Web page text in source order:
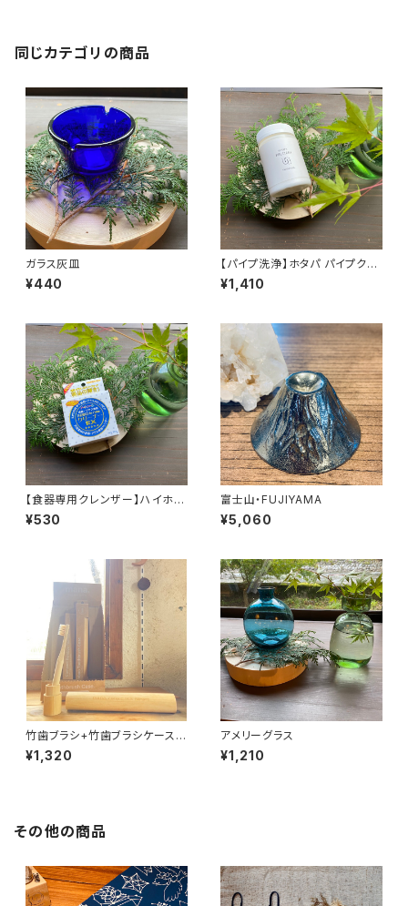
同じカテゴリの商品
ガラス灰皿
¥440
【パイプ洗浄】ホタパ パイプクリ
ーン (200g)
¥1,410
【食器専用クレンザー】ハイホー
ム NEO クリーナー
¥530
富士山・FUJIYAMA
¥5,060
竹歯ブラシ+竹歯ブラシケースセ
ット
¥1,320
アメリーグラス
¥1,210
その他の商品